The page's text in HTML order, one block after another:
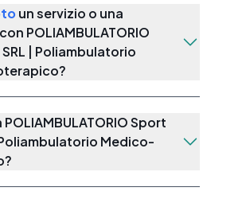
diverse tipologie
specialistiche:Visite Medico
con
a riposo/test sotto
Ginecologiche con
Fisiatriche e piani
ArticolariInfine,
un servizio o una
POLIAMBULATORIO
| Poliambulatorio
?
POLIAMBULATORIO Sport
Medico-
?